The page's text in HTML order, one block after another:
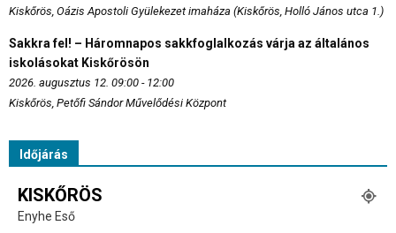
Kiskőrös, Oázis Apostoli Gyülekezet imaháza (Kiskőrös, Holló János utca 1.)
Sakkra fel! – Háromnapos sakkfoglalkozás várja az általános
iskolásokat Kiskőrösön
2026. augusztus 12. 09:00 - 12:00
Kiskőrös, Petőfi Sándor Művelődési Központ
Időjárás
KISKŐRÖS
Enyhe Eső